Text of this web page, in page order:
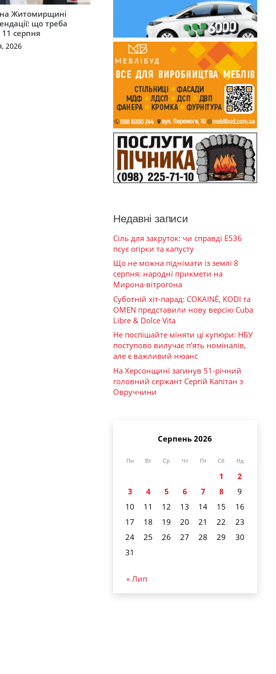
на Житомирщині
що треба
серпня
2026
Недавні записи
Сіль для закруток: чи справді Е536
псує огірки та капусту
Що не можна піднімати із землі 8
серпня: народні прикмети на
Мирона-вітрогона
Суботній хіт-парад: COKAINÉ, KODI та
OMEN представили нову версію Cuba
Libre & Dolce Vita
Не поспішайте міняти ці купюри: НБУ
поступово вилучає п’ять номіналів,
але є важливий нюанс
На Херсонщині загинув 51-річний
головний сержант Сергій Капітан з
Овруччини
Серпень 2026
Пн Вт Ср Чт Пт Сб Нд
1
2
3
4 5 6 7 8
9
10
11 12 13 14 15
16
17
18 19 20 21 22
23
24
25 26 27 28 29
30
31
« Лип